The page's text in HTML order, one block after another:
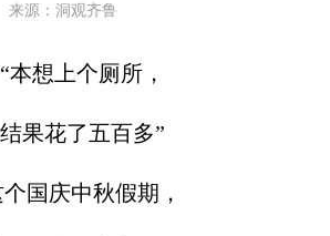
来源：洞观齐鲁
“本想上个厕所，
结果花了五百多”
国庆中秋假期，